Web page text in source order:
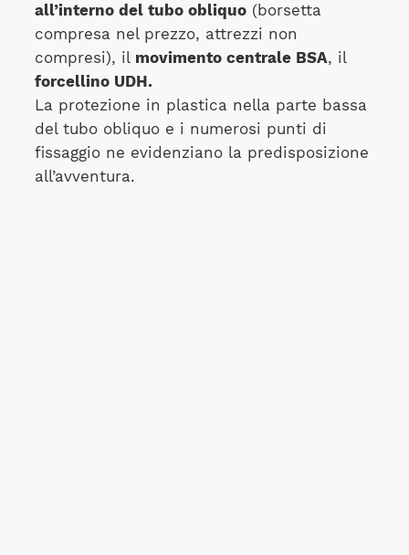
all’interno del tubo obliquo(borsetta
compresa nel prezzo, attrezzi non
compresi), il movimento centrale BSA, il
forcellino UDH.
La protezione in plastica nella parte bassa
del tubo obliquo e i numerosi punti di
fissaggio ne evidenziano la predisposizione
all’avventura.